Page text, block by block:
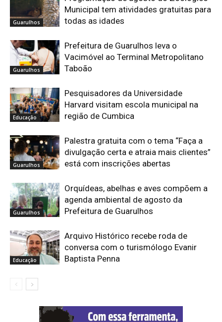
Guarulhos
Municipal tem atividades gratuitas para
todas as idades
Guarulhos
Prefeitura de Guarulhos leva o
Vacimóvel ao Terminal Metropolitano
Taboão
Educação
Pesquisadores da Universidade
Harvard visitam escola municipal na
região de Cumbica
Guarulhos
Palestra gratuita com o tema “Faça a
divulgação certa e atraia mais clientes”
está com inscrições abertas
Guarulhos
Orquídeas, abelhas e aves compõem a
agenda ambiental de agosto da
Prefeitura de Guarulhos
Educação
Arquivo Histórico recebe roda de
conversa com o turismólogo Evanir
Baptista Penna